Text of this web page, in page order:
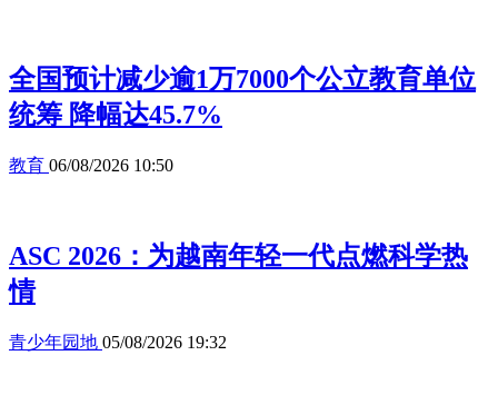
全国预计减少逾1万7000个公立教育单位
统筹 降幅达45.7%
教育 06/08/2026 10:50
ASC 2026：为越南年轻一代点燃科学热
情
青少年园地 05/08/2026 19:32